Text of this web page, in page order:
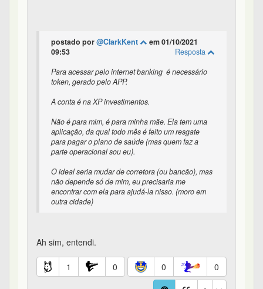
postado por@ClarkKent
em 01/10/2021
09:53
Resposta
Para acessar pelo internet banking é necessário
token, gerado pelo APP.
A conta é na XP investimentos.
Não é para mim, é para minha mãe. Ela tem uma
aplicação, da qual todo mês é feito um resgate
para pagar o plano de saúde (mas quem faz a
parte operacional sou eu).
O ideal seria mudar de corretora (ou bancão), mas
não depende só de mim, eu precisaria me
encontrar com ela para ajudá-la nisso. (moro em
outra cidade)
Ah sim, entendi.
1 0 0 0